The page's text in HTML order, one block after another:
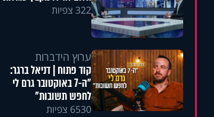
322 צפיות
ערוץ הידברות
קוד פתוח | דניאל ברגר:
"ה-7 באוקטובר גרם לי
לחפש תשובות"
6530 צפיות